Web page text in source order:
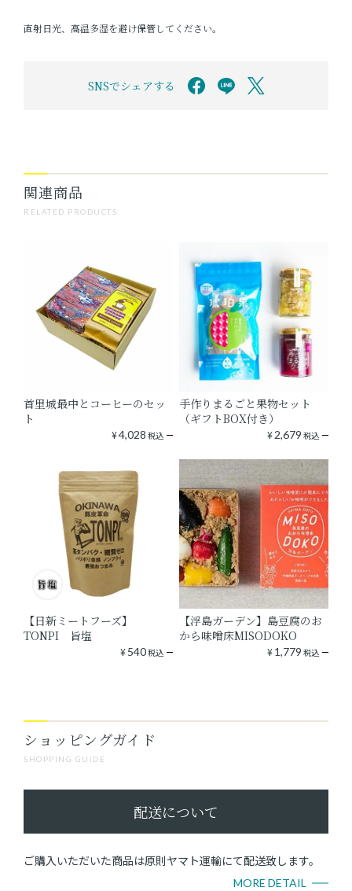
直射日光、高温多湿を避け保管してください。
SNSでシェアする
RELATED PRODUCTS
関連商品
首里城最中とコーヒーのセッ
ト
¥4,028 税込
手作りまるごと果物セット
（ギフトBOX付き）
¥2,679 税込
【日新ミートフーズ】
TONPI 旨塩
¥540税込
【浮島ガーデン】島豆腐のお
から味噌床MISODOKO
¥1,779 税込
SHOPPING GUIDE
ショッピングガイド
配送について
ご購入いただいた商品は原則ヤマト運輸にて配送致します。
MORE DETAIL